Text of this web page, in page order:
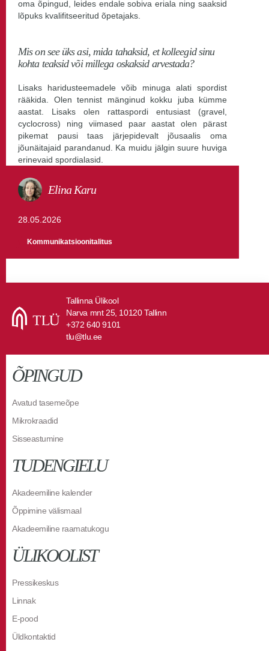
Elina Karu
28.05.2026
Kommunikatsioonitalitus
oma õpingud, leides endale sobiva eriala ning saaksid
lõpuks kvalifitseeritud õpetajaks.
Mis on see üks asi, mida tahaksid, et kolleegid sinu
kohta teaksid või millega oskaksid arvestada?
Lisaks haridusteemadele võib minuga alati spordist
rääkida. Olen tennist mänginud kokku juba kümme
aastat. Lisaks olen rattaspordi entusiast (gravel,
cyclocross) ning viimased paar aastat olen pärast
pikemat pausi taas järjepidevalt jõusaalis oma
jõunäitajaid parandanud. Ka muidu jälgin suure huviga
erinevaid spordialasid.
Tallinna Ülikool
Narva mnt 25, 10120 Tallinn
+372 640 9101
tlu@tlu.ee
ÕPINGUD
Avatud tasemeõpe
Mikrokraadid
Sisseastumine
TUDENGIELU
Akadeemiline kalender
Õppimine välismaal
Akadeemiline raamatukogu
ÜLIKOOLIST
Pressikeskus
Linnak
E-pood
Üldkontaktid